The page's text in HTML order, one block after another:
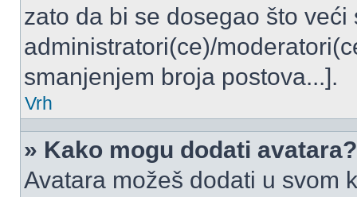
zato da bi se dosegao što
administratori(ce)/
smanjenjem broja postova...].
Vrh
» Kako mogu dodati avatara?
Avatara možeš dodati u svom